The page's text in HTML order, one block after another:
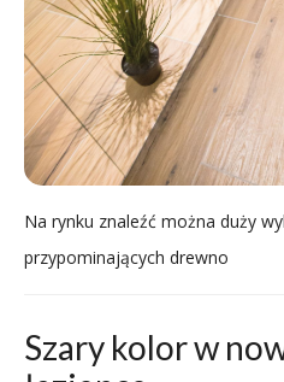
Na rynku znaleźć można duży
przypominających drewno
Szary kolor w